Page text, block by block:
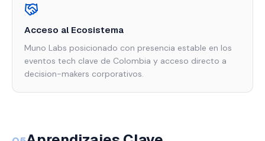
Acceso al Ecosistema
Muno Labs posicionado con presencia estable en los
eventos tech clave de Colombia y acceso directo a
decision-makers corporativos.